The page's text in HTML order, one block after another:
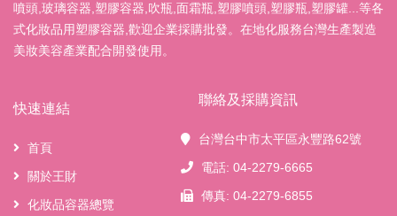
噴頭,玻璃容器,塑膠容器,吹瓶,面霜瓶,塑膠噴頭,塑膠瓶,塑膠罐...等各
式化妝品用塑膠容器,歡迎企業採購批發。在地化服務台灣生產製造
美妝美容產業配合開發使用。
快速連結
首頁
關於王財
化妝品容器總覽
聯絡及採購資訊
台灣台中市太平區永豐路62號
電話: 04-2279-6665
傳真: 04-2279-6855